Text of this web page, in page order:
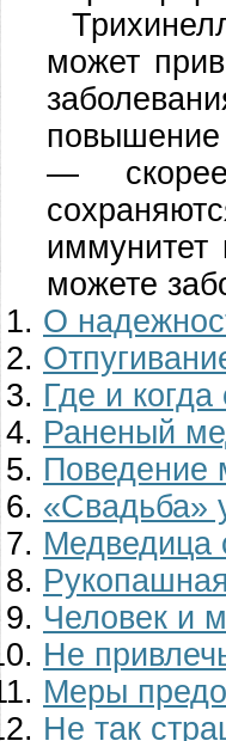
может
—
иммунитет
можете
О
Где и
Раненый
Поведение
«Свадьба»
Медведица
Человек и
Не
Меры
Не так